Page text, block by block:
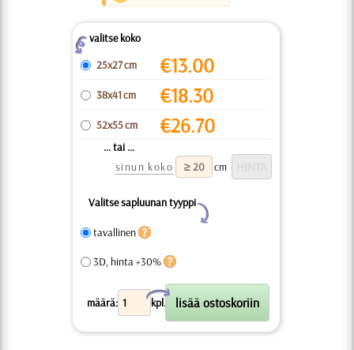
Zvalitse koko
25x27 cm
€13.00
38x41 cm €18.30
52x55 cm €26.70
... tai ...
sinun koko
cm
Valitse sapluunan tyyppi
Y
tavallinen
3D, hinta +30%
määrä: kpl.
X